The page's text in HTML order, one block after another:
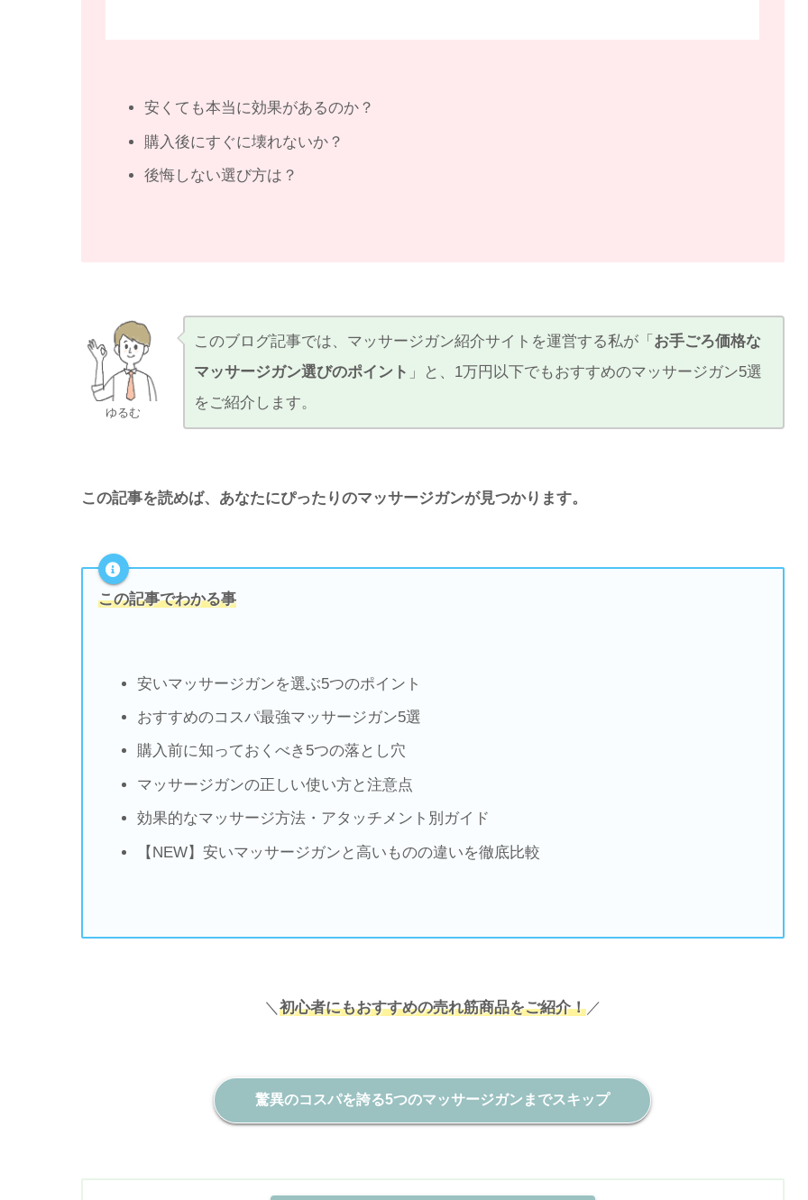
安くても本当に効果があるのか？
購入後にすぐに壊れないか？
後悔しない選び方は？
ゆるむ
このブログ記事では、マッサージガン紹介サイトを運営する私が「 お手ごろ価格な
マッサージガン選びのポイント 」と、1万円以下でもおすすめのマッサージガン5選
をご紹介します。
この記事を読めば、あなたにぴったりのマッサージガンが見つかります。
この記事でわかる事
安いマッサージガンを選ぶ5つのポイント
おすすめのコスパ最強マッサージガン5選
購入前に知っておくべき5つの落とし穴
マッサージガンの正しい使い方と注意点
効果的なマッサージ方法・アタッチメント別ガイド
【NEW】安いマッサージガンと高いものの違いを徹底比較
＼ 初心者にもおすすめの売れ筋商品をご紹介！／
驚異のコスパを誇る5つのマッサージガンまでスキップ